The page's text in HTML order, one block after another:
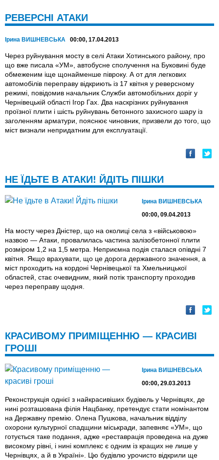
РЕВЕРСНІ АТАКИ
Ірина ВИШНЕВСЬКА 00:00, 17.04.2013
Через руйнування мосту в селі Атаки Хотинського району, про
що вже писала «УМ», автобусне сполучення на Буковині буде
обмеженим iще щонайменше півроку. А от для легкових
автомобілів переправу відкриють iз 17 квітня у реверсному
режимі, повідомив начальник Служби автомобільних доріг у
Чернівецькій області Ігор Гах. Два наскрізних руйнування
проїзної плити і шість руйнувань бетонного захисного шару із
заголенням арматури, пояснює чиновник, призвели до того, що
міст визнали непридатним для експлуатації.
НЕ ЇДЬТЕ В АТАКИ! ЙДIТЬ ПIШКИ
Ірина ВИШНЕВСЬКА
00:00, 09.04.2013
На мосту через Дністер, що на околицi села з «вiйськовою»
назвою — Атаки, провалилась частина залізобетонної плити
розміром 1,2 на 1,5 метра. Неприємна подія сталася опівдні 7
квітня. Якщо врахувати, що це дорога державного значення, а
міст проходить на кордоні Чернівецької та Хмельницької
областей, стає очевидним, який потік транспорту проходив
через переправу щодня.
КРАСИВОМУ ПРИМІЩЕННЮ — КРАСИВІ
ГРОШІ
Ірина ВИШНЕВСЬКА
00:00, 29.03.2013
Реконструкція однієї з найкрасивіших будівель у Чернівцях, де
нині розташована філія Нацбанку, претендує стати номінантом
на Державну премію. Олена Пушкова, начальник відділу
охорони культурної спадщини міськради, запевняє «УМ», що
готується таке подання, адже «реставрація проведена на дуже
високому рівні, і нині комплекс є одним iз кращих не лише у
Чернівцях, а й в Україні». Цю будівлю урочисто відкрили ще